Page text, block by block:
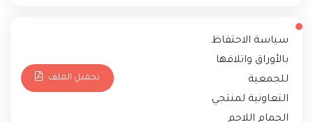
سياسة الاحتفاظ
بالأوراق واتلافها
للجمعية
التعاونية لمنتجي
الحمام اللاحم
تحميل الملف